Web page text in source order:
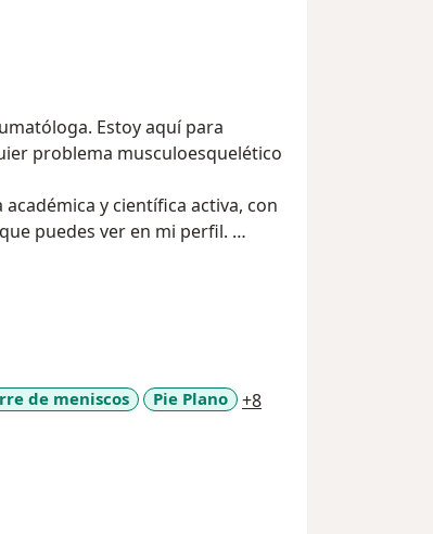
Estoy aquí para
problema musculoesquelético
y científica activa, con
puedes ver en mi perfil.
Mayor de Nuestra Señora
asegurándome de que
posible.
de meniscos Pie Plano +8